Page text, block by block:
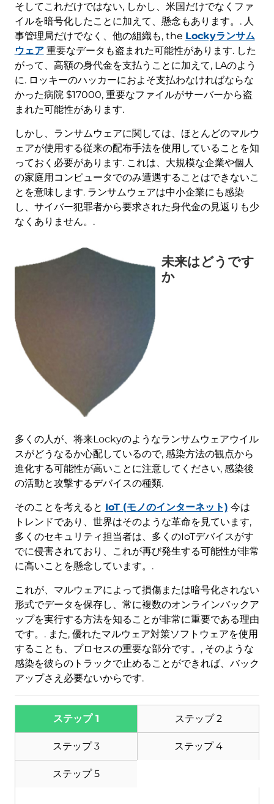
そしてこれだけではない, しかし、米国だけでなくファ
イルを暗号化したことに加えて、懸念もあります。. 人
事管理局だけでなく、他の組織も, the Lockyランサム
ウェア重要なデータも盗まれた可能性があります. した
がって、高額の身代金を支払うことに加えて, LAのよう
に. ロッキーのハッカーにおよそ支払わなければならな
かった病院 $17000, 重要なファイルがサーバーから盗
まれた可能性があります.
しかし、ランサムウェアに関しては、ほとんどのマルウ
ェアが使用する従来の配布手法を使用していることを知
っておく必要があります. これは、大規模な企業や個人
の家庭用コンピュータでのみ遭遇することはできないこ
とを意味します. ランサムウェアは中小企業にも感染
し、サイバー犯罪者から要求された身代金の見返りも少
なくありません。.
未来はどうです
か
多くの人が、将来Lockyのようなランサムウェアウイル
スがどうなるか心配しているので, 感染方法の観点から
進化する可能性が高いことに注意してください, 感染後
の活動と攻撃するデバイスの種類.
そのことを考えると IoT (モノのインターネット) 今は
トレンドであり、世界はそのような革命を見ています,
多くのセキュリティ担当者は、多くのIoTデバイスがす
でに侵害されており、これが再び発生する可能性が非常
に高いことを懸念しています。.
これが、マルウェアによって損傷または暗号化されない
形式でデータを保存し、常に複数のオンラインバックア
ップを実行する方法を知ることが非常に重要である理由
です。. また, 優れたマルウェア対策ソフトウェアを使用
することも、プロセスの重要な部分です。, そのような
感染を彼らのトラックで止めることができれば、バック
アップさえ必要ないからです.
ステップ 1 ステップ 2
ステップ 3 ステップ 4
ステップ 5
ダウンロード
マルウェア除去ツール